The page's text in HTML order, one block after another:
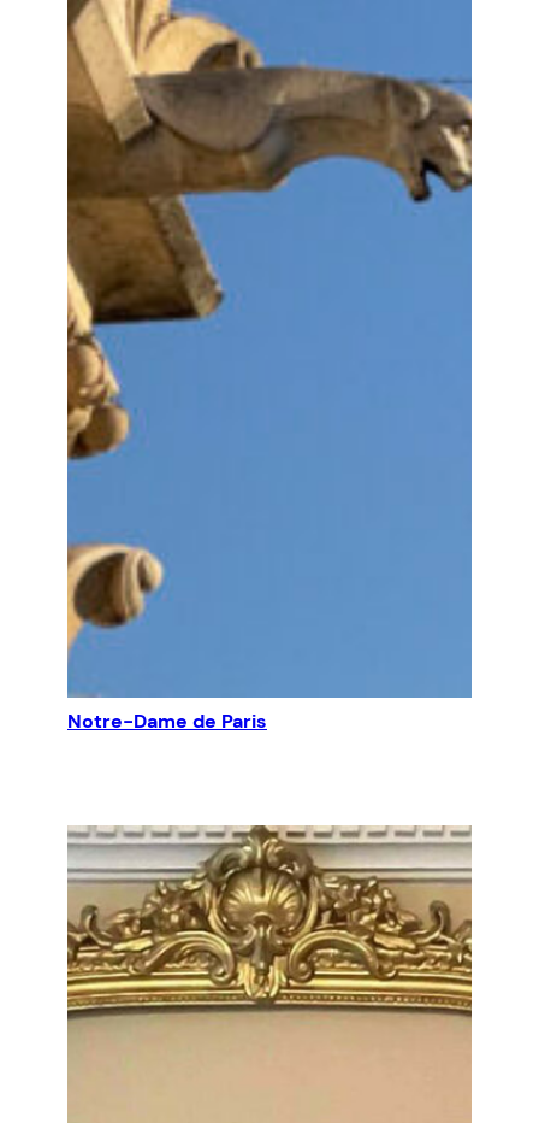
Notre-Dame de Paris